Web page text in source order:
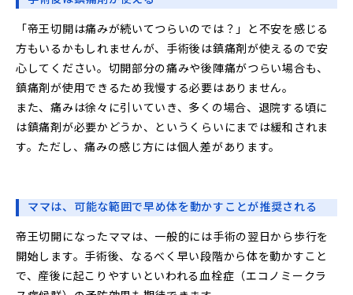
「帝王切開は痛みが続いてつらいのでは？」と不安を感じる
方もいるかもしれませんが、手術後は鎮痛剤が使えるので安
心してください。切開部分の痛みや後陣痛がつらい場合も、
鎮痛剤が使用できるため我慢する必要はありません。
また、痛みは徐々に引いていき、多くの場合、退院する頃に
は鎮痛剤が必要かどうか、というくらいにまでは緩和されま
す。ただし、痛みの感じ方には個人差があります。
ママは、可能な範囲で早め体を動かすことが推奨される
帝王切開になったママは、一般的には手術の翌日から歩行を
開始します。手術後、なるべく早い段階から体を動かすこと
で、産後に起こりやすいといわれる血栓症（エコノミークラ